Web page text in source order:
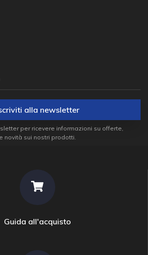
alla newsletter
per ricevere informazioni su offerte,
novità sui nostri prodotti.
Guida all'acquisto